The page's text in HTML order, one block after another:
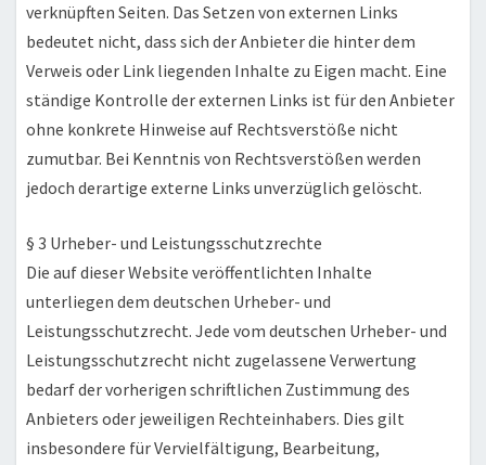
verknüpften Seiten. Das Setzen von externen Links
bedeutet nicht, dass sich der Anbieter die hinter dem
Verweis oder Link liegenden Inhalte zu Eigen macht. Eine
ständige Kontrolle der externen Links ist für den Anbieter
ohne konkrete Hinweise auf Rechtsverstöße nicht
zumutbar. Bei Kenntnis von Rechtsverstößen werden
jedoch derartige externe Links unverzüglich gelöscht.
§ 3 Urheber- und Leistungsschutzrechte
Die auf dieser Website veröffentlichten Inhalte
unterliegen dem deutschen Urheber- und
Leistungsschutzrecht. Jede vom deutschen Urheber- und
Leistungsschutzrecht nicht zugelassene Verwertung
bedarf der vorherigen schriftlichen Zustimmung des
Anbieters oder jeweiligen Rechteinhabers. Dies gilt
insbesondere für Vervielfältigung, Bearbeitung,